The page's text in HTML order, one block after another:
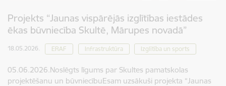
Projekts “Jaunas vispārējās izglītības iestādes
ēkas būvniecība Skultē, Mārupes novadā”
18.05.2026. ERAF Infrastruktūra Izglītība un sports
05.06.2026.Noslēgts līgums par Skultes pamatskolas
projektēšanu un būvniecībuEsam uzsākuši projekta “Jaunas